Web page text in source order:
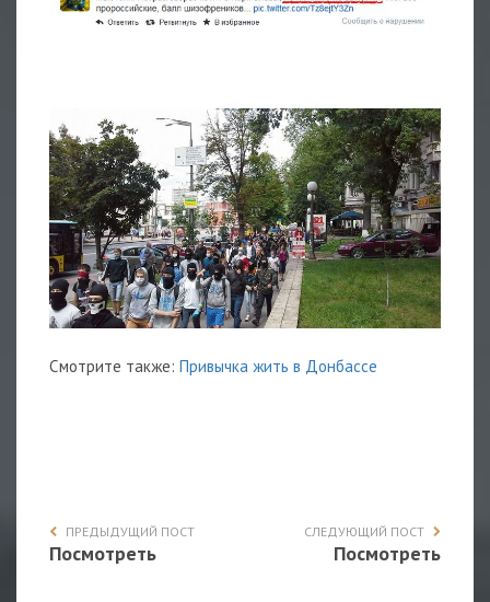
Смотрите также: Привычка жить в Донбассе
ПРЕДЫДУЩИЙ ПОСТ
Посмотреть
СЛЕДУЮЩИЙ ПОСТ
Посмотреть